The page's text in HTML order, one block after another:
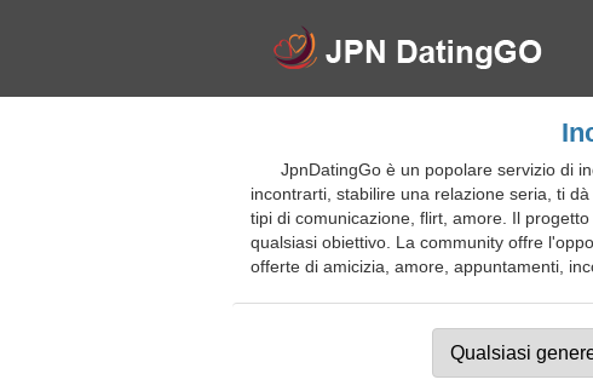
JpnDatingGo è un popolare servizio di
incontrarti, stabilire una relazione seria, ti
tipi di comunicazione, flirt, amore. Il
qualsiasi obiettivo. La community offre
offerte di amicizia, amore, appuntamenti,